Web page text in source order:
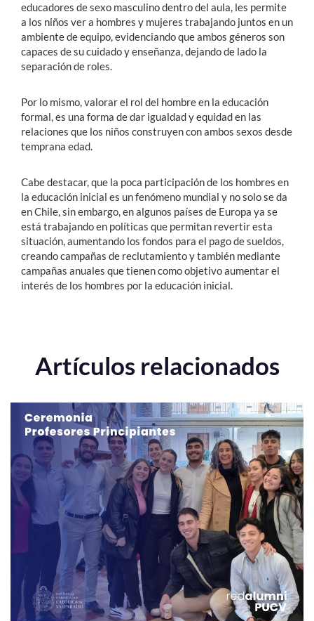
educadores de sexo masculino dentro del aula, les permite
a los niños ver a hombres y mujeres trabajando juntos en un
ambiente de equipo, evidenciando que ambos géneros son
capaces de su cuidado y enseñanza, dejando de lado la
separación de roles.
Por lo mismo, valorar el rol del hombre en la educación
formal, es una forma de dar igualdad y equidad en las
relaciones que los niños construyen con ambos sexos desde
temprana edad.
Cabe destacar, que la poca participación de los hombres en
la educación inicial es un fenómeno mundial y no solo se da
en Chile, sin embargo, en algunos países de Europa ya se
está trabajando en políticas que permitan revertir esta
situación, aumentando los fondos para el pago de sueldos,
creando campañas de reclutamiento y también mediante
campañas anuales que tienen como objetivo aumentar el
interés de los hombres por la educación inicial.
Artículos relacionados